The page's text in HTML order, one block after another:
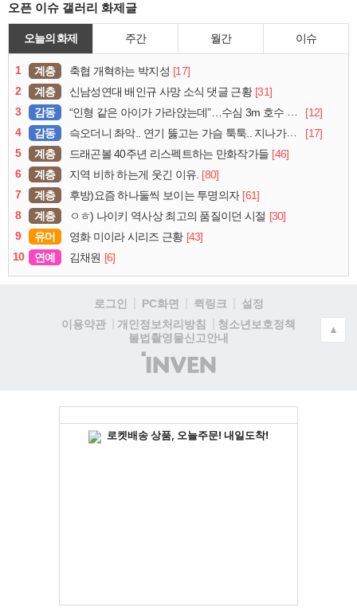
오픈 이슈 갤러리 화제글
오늘의 화제 주간 월간 이슈
1 계층 축협 개혁하는 박지성 [17]
2
계층 신남성연대 배인규 사망 소식 댓글 근황 [31]
3
감동 “인형 같은 아이가 가라앉는데”…수심 3m 호수 뛰어든 60대 의인
[12]
4
감동 슥오더니 촤악.. 연기 뚫고는 가슴 툭툭.. 지나가던 아재의 정체
[17]
5
계층 드래곤볼 40주년 리스펙트하는 만화작가들 [46]
6
계층 지역 비하 하는게 웃긴 이유. [80]
7
계층 후방)요즘 하나둘씩 보이는 투명의자 [61]
8
계층 ㅇㅎ) 나이키 역사상 최고의 품질이던 시절 [30]
9
유머 영화 미이라 시리즈 근황 [43]
10
연예 김채원 [6]
로그인 PC화면 퀵링크
설정
이용약관
개인정보처리방침
청소년보호정책
불법촬영물신고안내
(주)
인
▲